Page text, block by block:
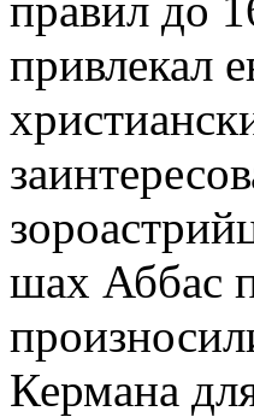
привлекал
шах Аббас
Кермана